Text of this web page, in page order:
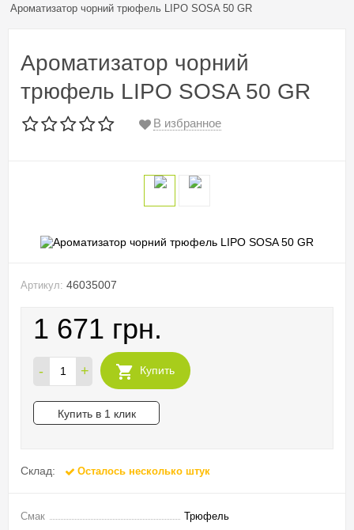
Ароматизатор чорний трюфель LIPO SOSA 50 GR
Ароматизатор чорний
трюфель LIPO SOSA 50 GR
В избранное
Артикул: 46035007
1 671 грн.
- + Купить
Купить в 1 клик
Склад: Осталось несколько штук
Смак
Трюфель